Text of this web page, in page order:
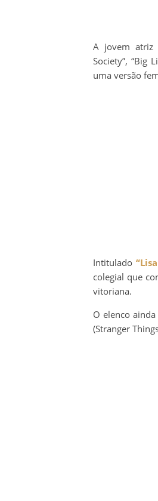
A jovem atriz
Society”, “Big
uma versão
Intitulado
colegial que
vitoriana.
O elenco
(Stranger